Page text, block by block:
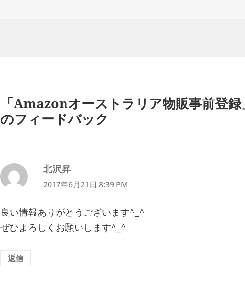
「Amazonオーストラリア物販事前登
のフィードバック
北沢昇
り:
2017年6月21日 8:39 PM
良い情報ありがとうございます^_^
ぜひよろしくお願いします^_^
返信